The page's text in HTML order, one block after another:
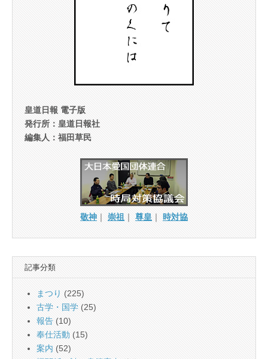
皇道日報 電子版
発行所：皇道日報社
編集人：福田草民
敬神 ｜ 崇祖 ｜ 尊皇 ｜ 時対協
記事分類
まつり (225)
古学・国学 (25)
報告 (10)
奉仕活動 (15)
案内 (52)